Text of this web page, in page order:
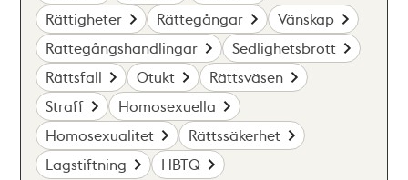
Rättigheter
Rättegångar
Vänskap
Rättegångshandlingar
Sedlighetsbrott
Rättsfall
Otukt
Rättsväsen
Straff
Homosexuella
Homosexualitet
Rättssäkerhet
Lagstiftning
HBTQ